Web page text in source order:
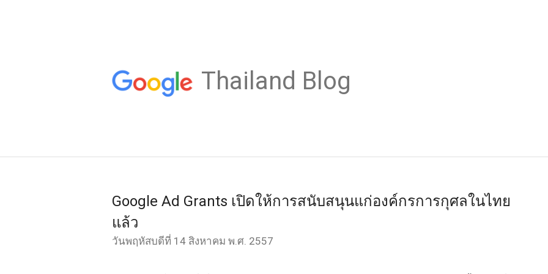
Thailand Blog
Google Ad Grants เปิดให้การสนับสนุนแก่องค์กรการกุศลในไทย
แล้ว
วันพฤหัสบดีที่ 14 สิงหาคม พ.ศ. 2557